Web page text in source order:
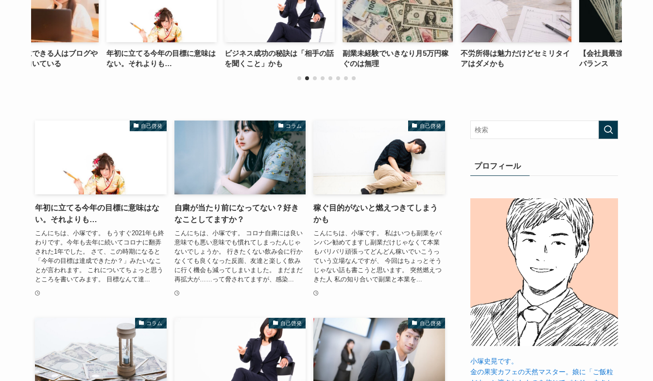
年初に立てる今年の目標に意味は
ない。それよりも…
ビジネス成功の秘訣は「相手の話
を聞くこと」かも
副業未経験でいきなり月5万円稼
ぐのは無理
不労所得は魅力だけどセミリタイ
【会社員最強】金銭感覚の絶妙な
自己啓発
年初に立てる今年の目標に意味はな
い。それよりも…
こんにちは、小塚です。 もうすぐ2021年も終
わりです。今年も去年に続いてコロナに翻弄
された1年でした。 さて、この時期になると
「今年の目標は達成できたか？」みたいなこ
とが言われます。 これについてちょっと思う
ところを書いてみます。 目標なんて達...
コラム
自粛が当たり前になってない？好き
なことしてますか？
こんにちは、小塚です。 コロナ自粛には良い
意味でも悪い意味でも慣れてしまったんじゃ
ないでしょうか。 行きたくない飲み会に行か
なくても良くなった反面、友達と楽しく飲み
に行く機会も減ってしまいました。 まだまだ
再拡大が……って脅されてますが、感染...
自己啓発
稼ぐ目的がないと燃えつきてしまう
かも
こんにちは、小塚です。 私はいつも副業をバ
ンバン勧めてますし副業だけじゃなくて本業
もバリバリ頑張ってどんどん稼いでいこうっ
ていう立場なんですが、 今回はちょっとそう
じゃない話も書こうと思います。 突然燃えつ
きた人 私の知り合いで副業と本業を...
コラム 自己啓発 自己啓発
プロフィール
小塚史晃です。
金の果実カフェの天然マスター。娘に「ご飯粒